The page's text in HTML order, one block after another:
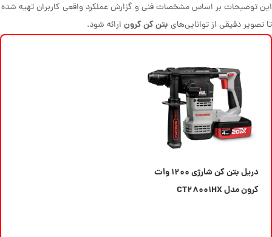
این توضیحات بر اساس مشخصات فنی و گزارش عملکرد واقعی کاربران تهیه شده
تا تصویر دقیقی از توانایی‌های بتن کن کرون ارائه شود.
دریل بتن کن شارژی ۱۲۰۰ وات
کرون مدل CT۲۸۰۰۱HX